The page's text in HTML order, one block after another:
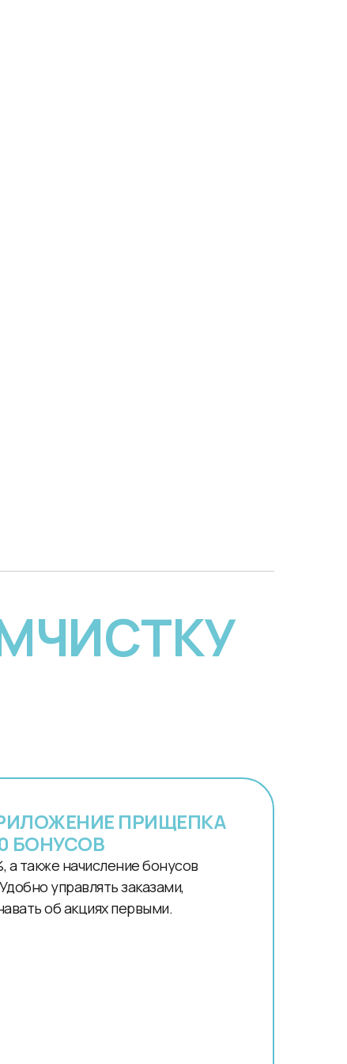
ПРИЩЕПКА
БОНУСОВ
а также начисление бонусов
управлять заказами,
об акциях первыми.